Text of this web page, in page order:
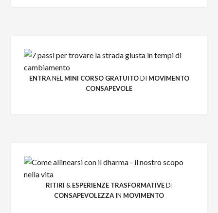
ENTRANELMINI CORSO GRATUITODI MOVIMENTO
CONSAPEVOLE
RITIRI & ESPERIENZE TRASFORMATIVEDI
CONSAPEVOLEZZA IN MOVIMENTO